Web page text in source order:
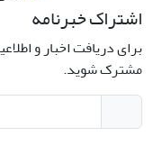
اشتراک خبرنامه
برای دریافت اخبار و
مشترک شوید.